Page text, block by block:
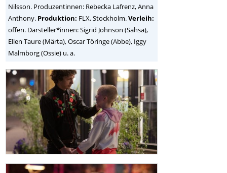
Nilsson. Produzentinnen: Rebecka Lafrenz, Anna
Anthony. Produktion: FLX, Stockholm.Verleih:
offen. Darsteller*innen: Sigrid Johnson (Sahsa),
Ellen Taure (Märta), Oscar Töringe (Abbe), Iggy
Malmborg (Ossie) u. a.